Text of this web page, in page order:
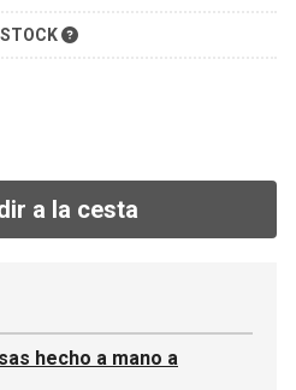
STOCK
a la cesta
hecho a mano a